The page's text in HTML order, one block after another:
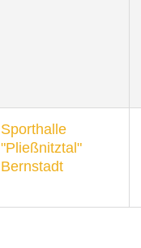
Sporthalle
"Pließnitztal"
Bernstadt